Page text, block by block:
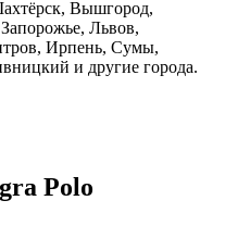
Вышгород,
Львов,
Ирпень, Сумы,
и другие города.
Polo